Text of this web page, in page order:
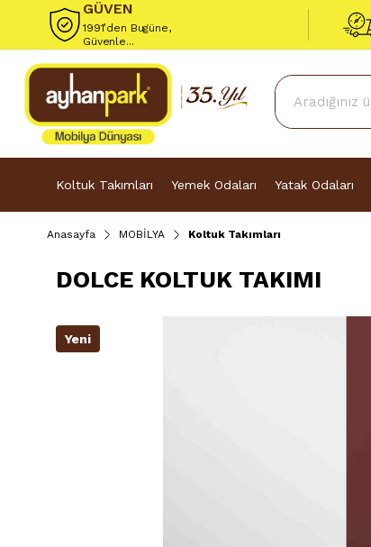
GÜVEN
1991’den Bugüne,
Güvenle...
Koltuk Takımları Yemek Odaları Yatak Odaları
Anasayfa MOBİLYA Koltuk Takımları
DOLCE KOLTUK TAKIMI
Yeni